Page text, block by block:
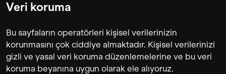
Veri koruma
Bu sayfaların operatörleri kişisel verilerinizin
korunmasını çok ciddiye almaktadır. Kişisel verilerinizi
gizli ve yasal veri koruma düzenlemelerine ve bu veri
koruma beyanına uygun olarak ele alıyoruz.